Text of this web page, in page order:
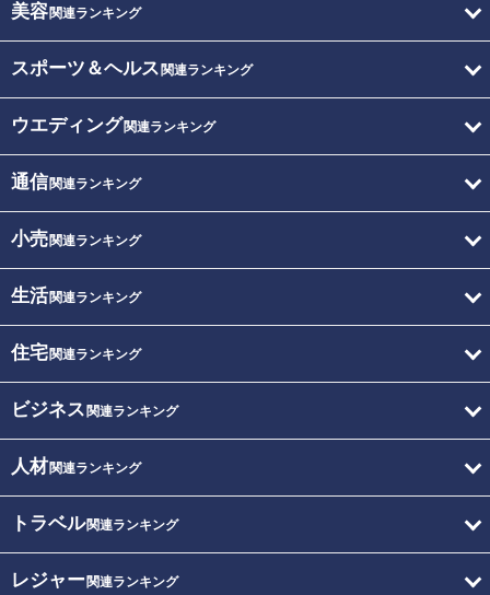
美容関連ランキング
スポーツ＆ヘルス 関連ランキング
ウエディング関連ランキング
通信関連ランキング
小売関連ランキング
生活関連ランキング
住宅関連ランキング
ビジネス 関連ランキング
人材関連ランキング
トラベル関連ランキング
レジャー関連ランキング